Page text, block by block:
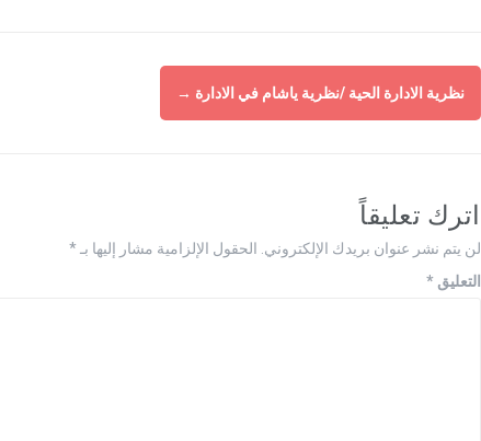
نظرية الادارة الحية /نظرية ياشام في الادارة →
اترك تعليقاً
لن يتم نشر عنوان بريدك الإلكتروني. الحقول الإلزامية مشار إليها بـ*
التعليق*